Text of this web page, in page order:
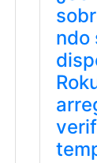
ndo